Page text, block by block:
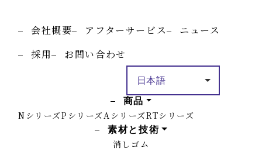
会社概要 アフターサービス
ニュース
採用
お問い合わせ
商品
NシリーズPシリーズAシリーズRTシリーズ
素材と技術
消しゴム